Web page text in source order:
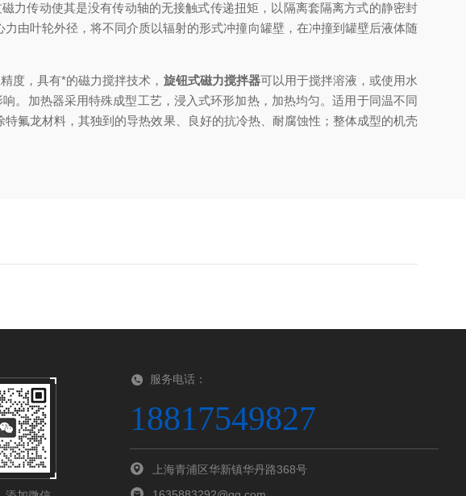
力传动使其是没有传动轴的无接触式传递扭矩，以隔离套隔离方式的静密封
由叶轮外径，将不同介质以辐射的形式冲撞向罐壁，在冲撞到罐壁后液体随
度，具有*的磁力搅拌技术， 旋钮式磁力搅拌器可以用于搅拌溶液，或使用水
。加热器采用特殊成型工艺，浸入式环形加热，加热均匀。适用于同温不同
氟龙材料，其独到的导热效果、良好的抗冷热、耐腐蚀性；整体成型的机壳
服务电话：
18817549827
上海青浦区华新镇华丹路368号